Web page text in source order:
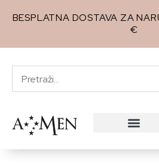
BESPLATNA DOSTAVA ZA
€